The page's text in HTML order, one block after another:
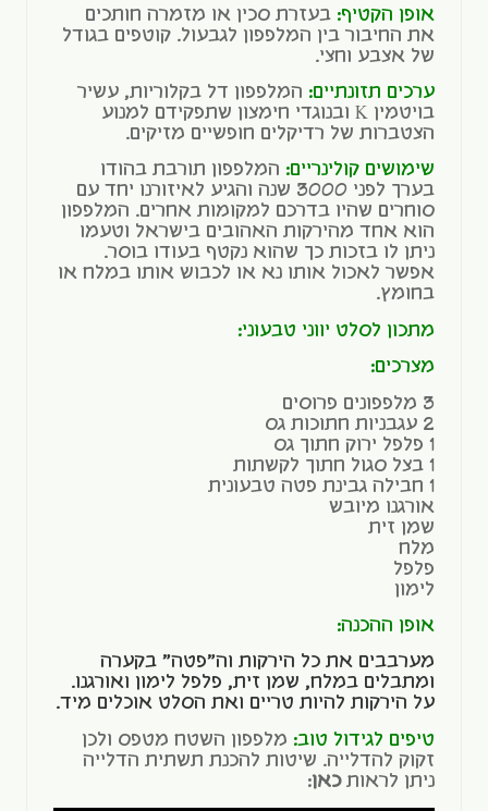
אופן הקטיף: בעזרת סכין או מזמרה חותכים
את החיבור בין המלפפון לגבעול. קוטפים בגודל
של אצבע וחצי.
ערכים תזונתיים: המלפפון דל בקלוריות, עשיר
בויטמין K ובנוגדי חימצון שתפקידם למנוע
הצטברות של רדיקלים חופשיים מזיקים.
שימושים קולינריים: המלפפון תורבת בהודו
בערך לפני 3000 שנה והגיע לאיזורנו יחד עם
סוחרים שהיו בדרכם למקומות אחרים. המלפפון
הוא אחד מהירקות האהובים בישראל וטעמו
ניתן לו בזכות כך שהוא נקטף בעודו בוסר.
אפשר לאכול אותו נא או לכבוש אותו במלח או
בחומץ.
מתכון לסלט יווני טבעוני:
מצרכים:
3 מלפפונים פרוסים
2 עגבניות חתוכות גס
1 פלפל ירוק חתוך גס
1 בצל סגול חתוך לקשתות
1 חבילה גבינת פטה טבעונית
אורגנו מיובש
שמן זית
מלח
פלפל
לימון
אופן ההכנה:
מערבבים את כל הירקות וה"פטה" בקערה
ומתבלים במלח, שמן זית, פלפל לימון ואורגנו.
על הירקות להיות טריים ואת הסלט אוכלים מיד.
טיפים לגידול טוב: מלפפון השטח מטפס ולכן
זקוק להדלייה. שיטות להכנת תשתית הדלייה
ניתן לראותכאן: